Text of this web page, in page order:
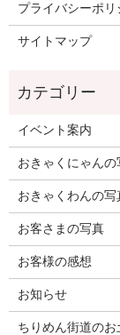
プライバシーポリ
サイトマップ
イベント案内
おきゃくにゃんの
おきゃくわんの写
お客さまの写真
お客様の感想
お知らせ
ちりめん街道のお